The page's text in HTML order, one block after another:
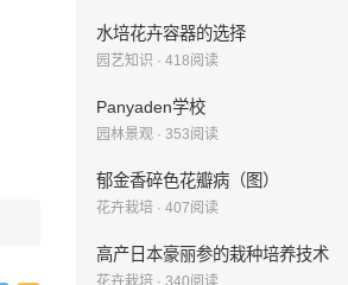
水培花卉容器的选择
园艺知识 · 418阅读
Panyaden学校
园林景观 · 353阅读
郁金香碎色花瓣病（图）
花卉栽培 · 407阅读
高产日本豪丽参的栽种培养技术